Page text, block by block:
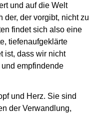
und auf die Welt
der, der vorgibt, nicht zu
findet sich also eine
tiefenaufgeklärte
ist, dass wir nicht
empfindende
und Herz. Sie sind
der Verwandlung,